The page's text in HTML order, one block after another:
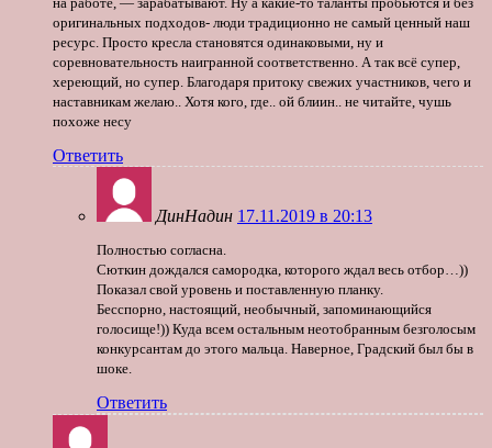
оригинальных подходов- люди традиционно не самый ценный наш
ресурс. Просто кресла становятся одинаковыми, ну и
соревновательность наигранной соответственно. А так всё супер,
хереющий, но супер. Благодаря притоку свежих участников, чего и
наставникам желаю.. Хотя кого, где.. ой блиин.. не читайте, чушь
похоже несу
Ответить
ДинНадин 17.11.2019 в 20:13
Полностью согласна.
Сюткин дождался самородка, которого ждал весь отбор…))
Показал свой уровень и поставленную планку.
Бесспорно, настоящий, необычный, запоминающийся
голосище!)) Куда всем остальным неотобранным безголосым
конкурсантам до этого мальца. Наверное, Градский был бы в
шоке.
Ответить